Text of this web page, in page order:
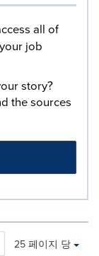
all of
job
story?
the sources
Making
a
Items per page:
25 페이지 당